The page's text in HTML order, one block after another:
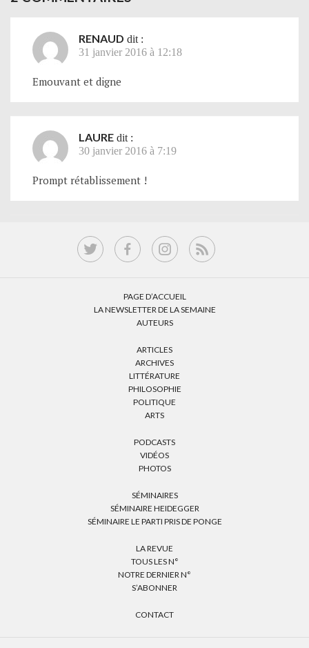
RENAUD dit :
31 janvier 2016 à 12:18
Emouvant et digne
LAURE dit :
30 janvier 2016 à 7:19
Prompt rétablissement !
PAGE D’ACCUEIL
LA NEWSLETTER DE LA SEMAINE
AUTEURS
ARTICLES
ARCHIVES
LITTÉRATURE
PHILOSOPHIE
POLITIQUE
ARTS
PODCASTS
VIDÉOS
PHOTOS
SÉMINAIRES
SÉMINAIRE HEIDEGGER
SÉMINAIRE LE PARTI PRIS DE PONGE
LA REVUE
TOUS LES N°
NOTRE DERNIER N°
S’ABONNER
CONTACT